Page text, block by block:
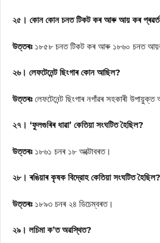
২৫। কোন কোন চনত টিকট কৰ আৰু আয় কৰ
উত্তৰঃ ১৮৫৮ চনত টিকট কৰ আৰু ১৮৬০ চনত
২৬। লেফটেনেন্ট ছিংগাৰ কোন আছিল?
উত্তৰঃ লেফটেনেন্ট ছিংগাৰ নগাঁৱৰ সহকাৰী
২৭। ‘ফুলগুৰিৰ ধাৱা’ কেতিয়া সংঘটিত হৈছিল?
উত্তৰঃ ১৮৬১ চনৰ ১৮ অক্টোবৰত।
২৮। ৰঙিয়াৰ কৃষক বিদ্রোহ কেতিয়া সংঘটিত হৈছিল?
উত্তৰঃ ১৮৯৩ চনৰ ২৪ ডিচেম্বৰত।
২৯। লচিমা ক’ত অৱস্থিত?